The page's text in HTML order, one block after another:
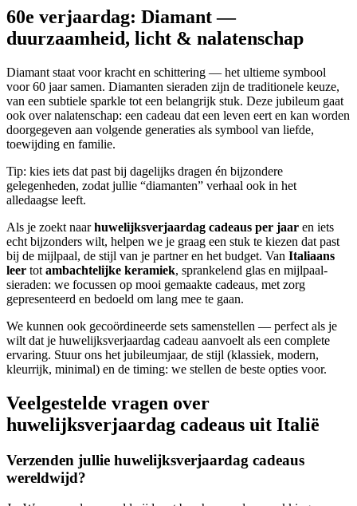
60e verjaardag: Diamant —
duurzaamheid, licht & nalatenschap
Diamant staat voor kracht en schittering — het ultieme symbool
voor 60 jaar samen. Diamanten sieraden zijn de traditionele keuze,
van een subtiele sparkle tot een belangrijk stuk. Deze jubileum gaat
ook over nalatenschap: een cadeau dat een leven eert en kan worden
doorgegeven aan volgende generaties als symbool van liefde,
toewijding en familie.
Tip: kies iets dat past bij dagelijks dragen én bijzondere
gelegenheden, zodat jullie “diamanten” verhaal ook in het
alledaagse leeft.
Als je zoekt naarhuwelijksverjaardag cadeaus per jaar en iets
echt bijzonders wilt, helpen we je graag een stuk te kiezen dat past
bij de mijlpaal, de stijl van je partner en het budget. Van Italiaans
leer tot ambachtelijke keramiek, sprankelend glas en mijlpaal-
sieraden: we focussen op mooi gemaakte cadeaus, met zorg
gepresenteerd en bedoeld om lang mee te gaan.
We kunnen ook gecoördineerde sets samenstellen — perfect als je
wilt dat je huwelijksverjaardag cadeau aanvoelt als een complete
ervaring. Stuur ons het jubileumjaar, de stijl (klassiek, modern,
kleurrijk, minimal) en de timing: we stellen de beste opties voor.
Veelgestelde vragen over
huwelijksverjaardag cadeaus uit Italië
Verzenden jullie huwelijksverjaardag cadeaus
wereldwijd?